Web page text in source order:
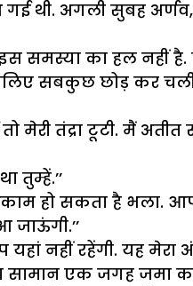
गई थी. अगली सुबह
समस्या का हल नहीं है.
सबकुछ छोड़ कर
तंद्रा टूटी. मैं
तुम्हें.’’
हो सकता है भला.
जाऊंगी.’’
यहां नहीं रहेंगी. यह मेरा
सामान एक जगह जमा